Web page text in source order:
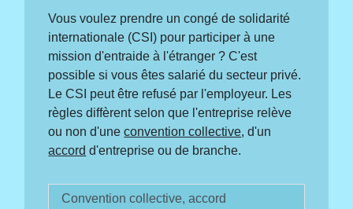
Vous voulez prendre un congé de solidarité
internationale (CSI) pour participer à une
mission d'entraide à l'étranger ? C'est
possible si vous êtes salarié du secteur privé.
Le CSI peut être refusé par l'employeur. Les
règles diffèrent selon que l'entreprise relève
ou non d'uneconvention collective, d'un
accord d'entreprise ou de branche.
Convention collective, accord